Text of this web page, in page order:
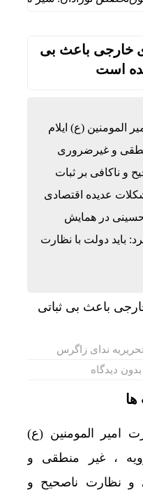
خارجی باعث بی
است
المومنین (ع) ایلام
و غیرضروری
و ناکافی بر ثبات
عدیده اقتصادی
در همایش
باید دولت با نظارت
ندای زاگرس
بدون دیدگاه
امیر المومنین (ع)
، غیر منطقی و
و نظارت ناصحیح و